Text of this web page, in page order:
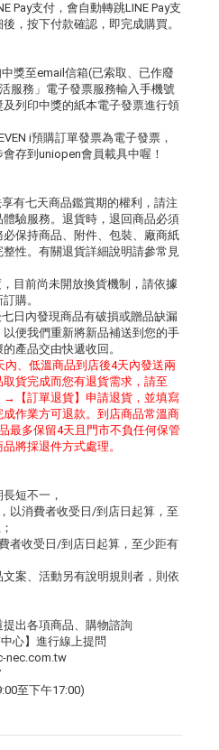
Pay支付，會自動轉跳LINE Pay支
，按下付款確認，即完成購買。
獎至email信箱(已索取、已作廢
服務」電子發票服務輸入手機號
列印中獎的紙本電子發票進行領
i預購訂單發票為電子發票，
存到uniopen會員載具中喔！
有七天商品鑑賞期的權利，請注
驗服務。退貨時，退回商品必須
保持商品、附件、包裝、廠商紙
性。有關退貨詳細說明請參常見
目前尚未開放換貨機制，請依據
購。
日內發現商品有破損或贈品缺漏
便我們重新將新品補送到您的手
產品交由快遞收回。
、低溫商品到店後4天內發送兩
貨完成而您有退貨需求，請至
→【訂單退貨】申請退貨，並填寫
作業方可退款。到店商品常溫商
最多保留4天且門市不負任何保管
將採退件方式處理。
短不一，
以消費者收受日/到店日起算，至
者收受日/到店日起算，至少距有
案、活動另有說明規則者，則依
出各項商品、購物諮詢
心】進行線上提問
nec.com.tw
至下午17:00)